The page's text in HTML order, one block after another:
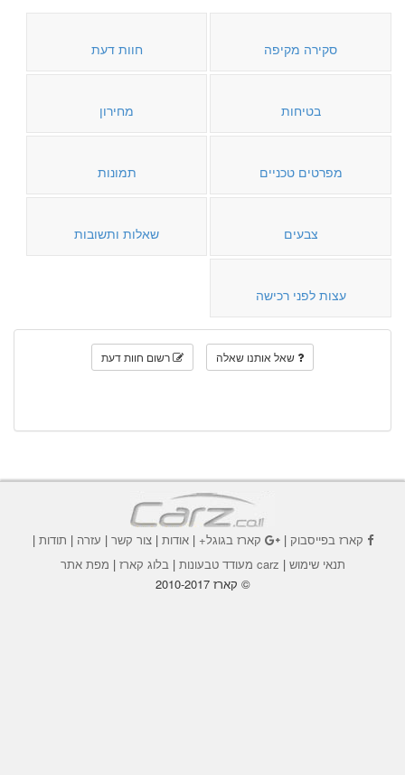
סקירה מקיפה חוות דעת
בטיחות מחירון
מפרטים טכניים תמונות
צבעים שאלות ותשובות
עצות לפני רכישה
שאל אותנו שאלה רשום חוות דעת
קארז בפייסבוק| קארז בגוגל+|אודות |צור קשר | עזרה | תודות |
תנאי שימוש | carz מעודד טבעונות | בלוג קארז | מפת אתר
© קארז 2010-2017